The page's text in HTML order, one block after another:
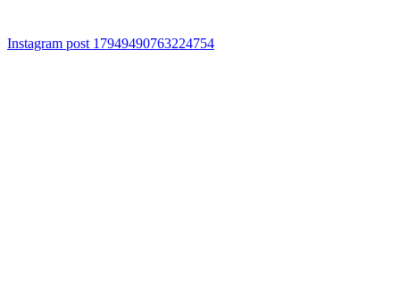
Instagram post 17949490763224754